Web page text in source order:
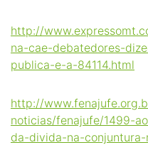
http://
na-cae-debatedores-
publica-e-a-84114.html
http://
noticias/fenajufe/1499-
da-divida-na-